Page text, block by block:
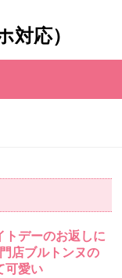
対応）
トデーのお返しに
店ブルトンヌの
可愛い